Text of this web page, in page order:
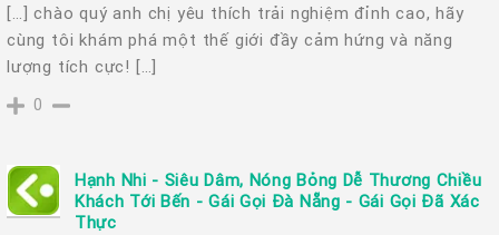
[…] chào quý anh chị yêu thích trải nghiệm đỉnh cao, hãy
cùng tôi khám phá một thế giới đầy cảm hứng và năng
lượng tích cực! […]
0
Hạnh Nhi - Siêu Dâm, Nóng Bỏng Dễ Thương Chiều
Khách Tới Bến - Gái Gọi Đà Nẵng - Gái Gọi Đã Xác
Thực